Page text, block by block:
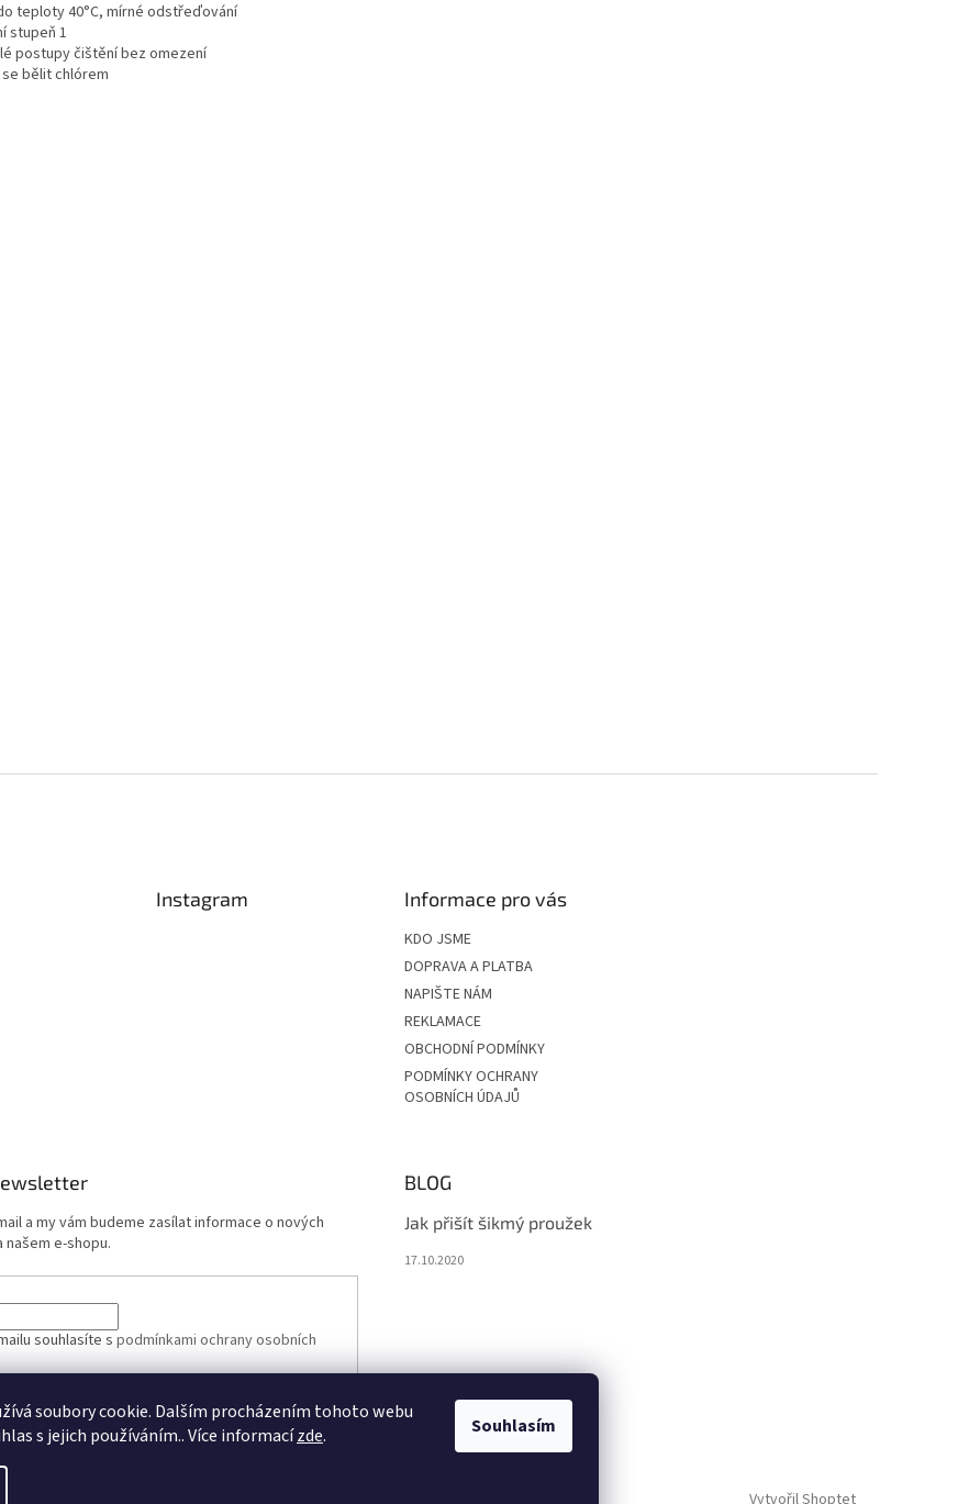
soubory cookie. Dalším procházením tohoto webu
s jejich používáním.. Více informacízde. Souhlasím
teploty 40°C, mírné odstřeďování
stupeň 1
postupy čištění bez omezení
bělit chlórem
Instagram Informace pro vás
KDO JSME
DOPRAVA A PLATBA
NAPIŠTE NÁM
REKLAMACE
OBCHODNÍ PODMÍNKY
PODMÍNKY OCHRANY
OSOBNÍCH ÚDAJŮ
a my vám budeme zasílat informace o nových
e-shopu.
souhlasíte spodmínkami ochrany osobních
SE
BLOG
Jak přišít šikmý proužek
17.10.2020